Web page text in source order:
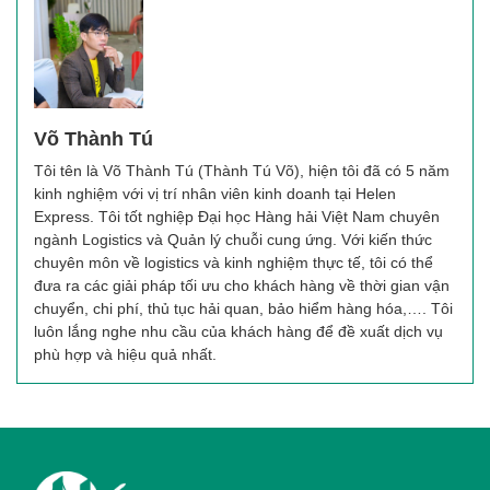
Võ Thành Tú
Tôi tên là Võ Thành Tú (Thành Tú Võ), hiện tôi đã có 5 năm
kinh nghiệm với vị trí nhân viên kinh doanh tại Helen
Express. Tôi tốt nghiệp Đại học Hàng hải Việt Nam chuyên
ngành Logistics và Quản lý chuỗi cung ứng. Với kiến thức
chuyên môn về logistics và kinh nghiệm thực tế, tôi có thể
đưa ra các giải pháp tối ưu cho khách hàng về thời gian vận
chuyển, chi phí, thủ tục hải quan, bảo hiểm hàng hóa,…. Tôi
luôn lắng nghe nhu cầu của khách hàng để đề xuất dịch vụ
phù hợp và hiệu quả nhất.